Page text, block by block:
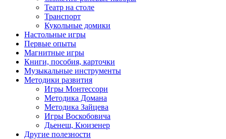
Театр на столе
Транспорт
Кукольные домики
Настольные игры
Первые опыты
Магнитные игры
Книги, пособия, карточки
Музыкальные инструменты
Методики развития
Игры Монтессори
Методика Домана
Методика Зайцева
Игры Воскобовича
Дьенеш, Кюизенер
Другие полезности